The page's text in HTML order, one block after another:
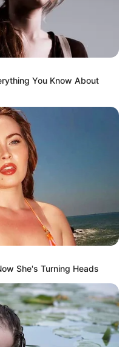
MEDELLÍN
ACPM
noticias que le
bien informado, por
de Alerta.
EPM
You Know About
She's Turning Heads